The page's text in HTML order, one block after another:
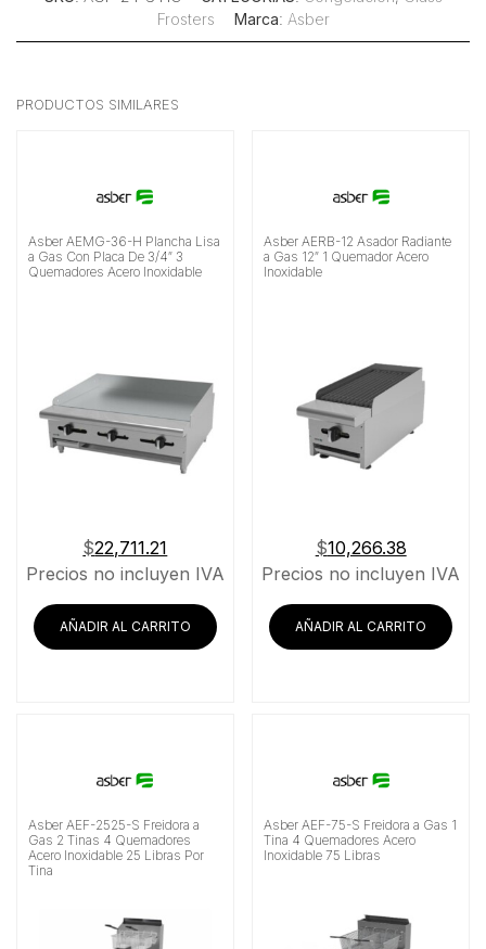
Frosters
Marca: Asber
PRODUCTOS SIMILARES
Asber AEMG-36-H Plancha Lisa
a Gas Con Placa De 3/4″ 3
Quemadores Acero Inoxidable
$22,711.21
Precios no incluyen IVA
AÑADIR AL CARRITO
Asber AERB-12 Asador Radiante
a Gas 12″ 1 Quemador Acero
Inoxidable
$10,266.38
Precios no incluyen IVA
AÑADIR AL CARRITO
Asber AEF-2525-S Freidora a
Gas 2 Tinas 4 Quemadores
Acero Inoxidable 25 Libras Por
Tina
Asber AEF-75-S Freidora a Gas 1
Tina 4 Quemadores Acero
Inoxidable 75 Libras